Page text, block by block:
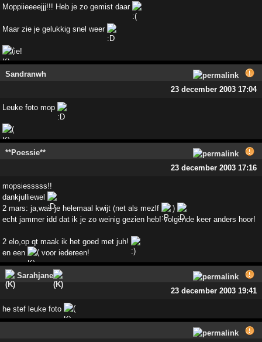
Moppiieeeejjj!!! Heb je zo gemist daar
Maar zie je gelukkig snel weer
ie!
Sandranwh
23 december 2003 17:04
Leuke foto mop
**Poessie**
23 december 2003 17:16
mopsiesssss!!
dankjulliewel
2 mars: ja,was je helemaal kwijt (net als mezlf
)
echt jammer idd dat ik je zo weinig gezien heb! volgende keer anders hoor!
2 elo,op qt maak ik het goed met juh!
en een
voor iedereen!
Sarahjane
23 december 2003 19:41
he stef leuke foto